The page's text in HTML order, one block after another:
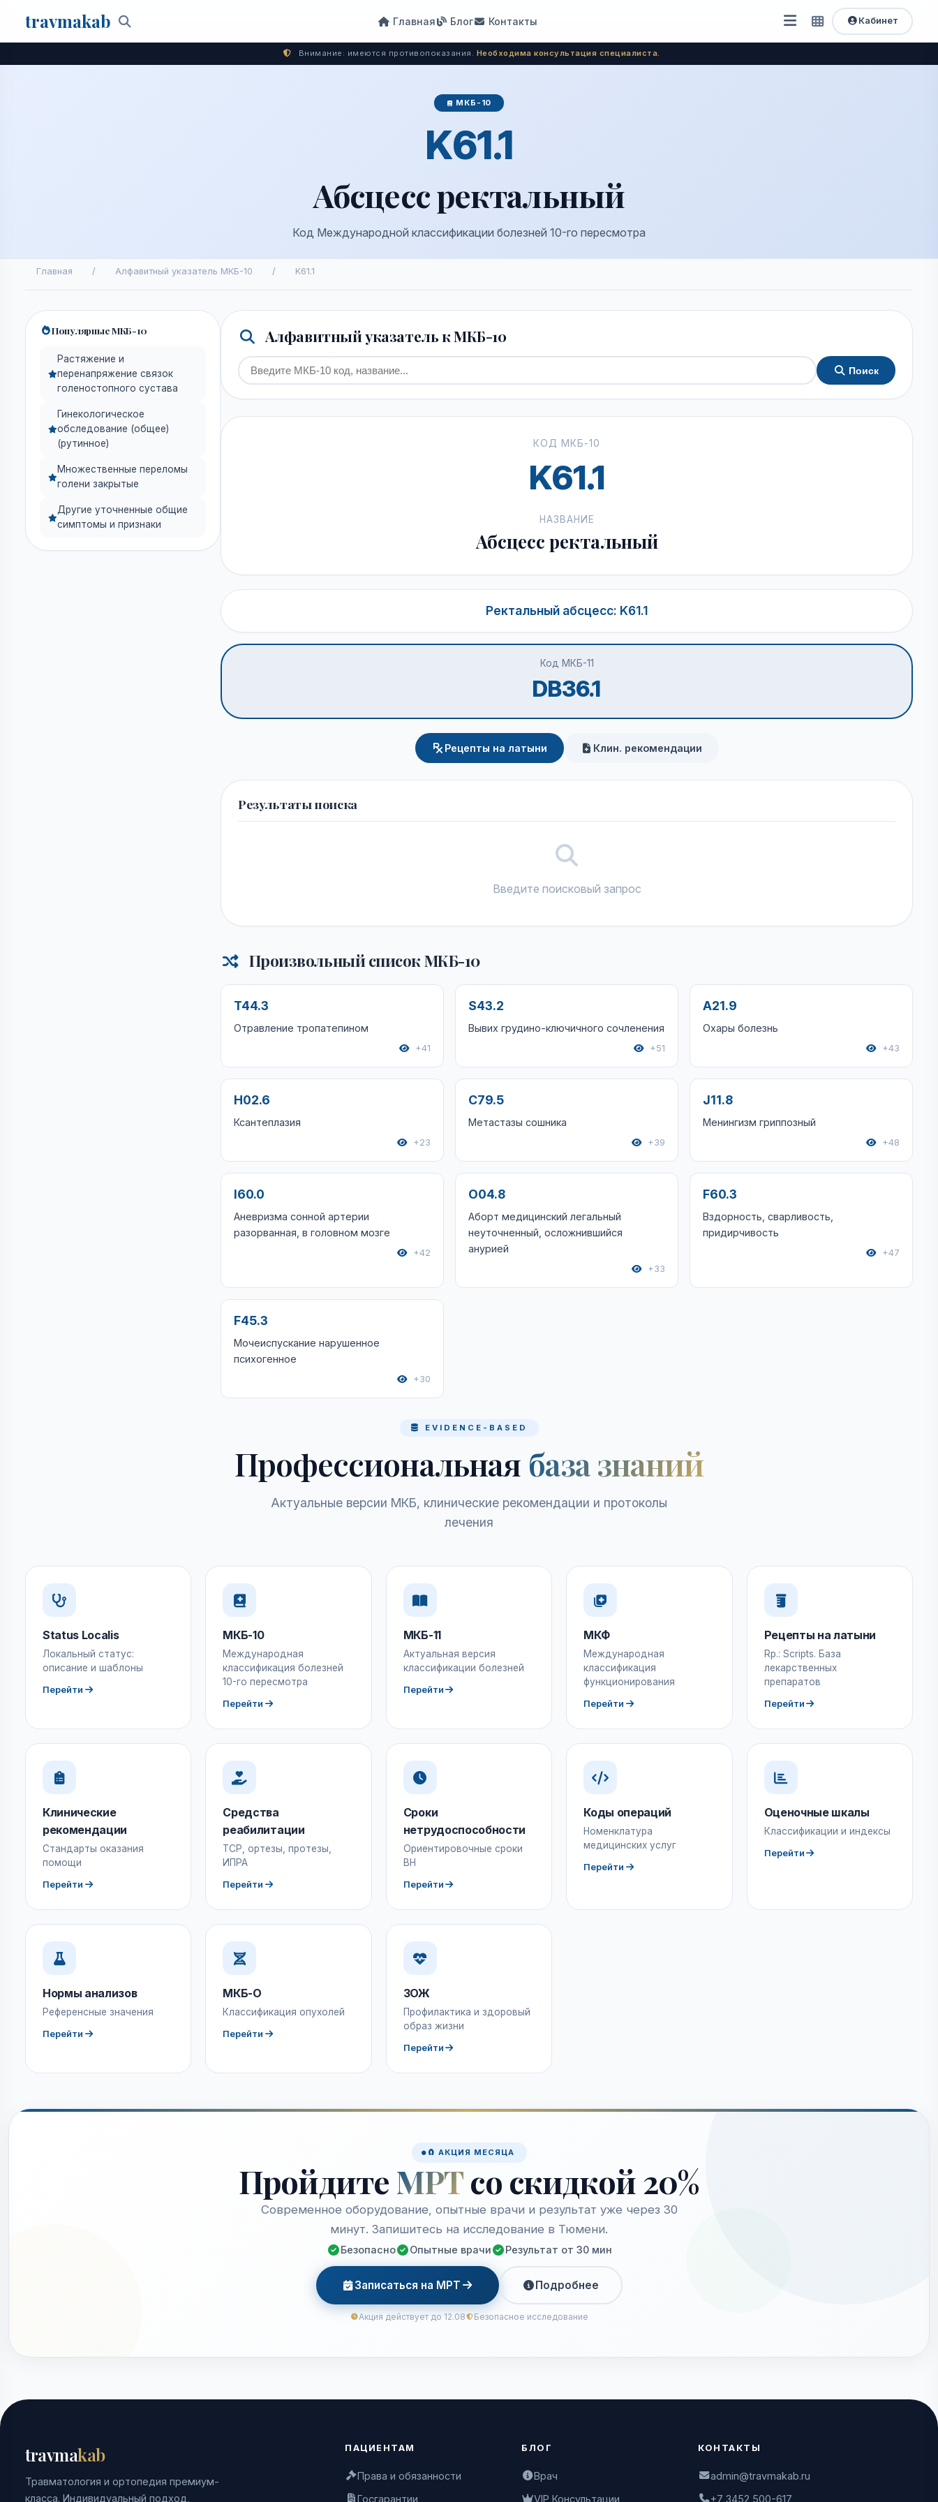
travmakab Поиск
Главная Блог Контакты
Открыть
меню
Быстрый
доступ
Кабинет
Внимание: имеются противопоказания. Необходима консультация специалиста.
МКБ-10
K61.1
Абсцесс ректальный
Код Международной классификации болезней 10-го пересмотра
Главная / Алфавитный указатель МКБ-10 / K61.1
Популярные МКБ-10
Растяжение и
перенапряжение связок
голеностопного сустава
Гинекологическое
обследование (общее)
(рутинное)
Множественные переломы
голени закрытые
Другие уточненные общие
симптомы и признаки
Алфавитный указатель к МКБ-10
Поиск
КОД МКБ-10
K61.1
НАЗВАНИЕ
Абсцесс ректальный
Ректальный абсцесс: K61.1
Код МКБ-11
DB36.1
Рецепты на латыни Клин. рекомендации
Результаты поиска
Введите поисковый запрос
Произвольный список МКБ-10
T44.3
Отравление тропатепином
+41
S43.2
Вывих грудино-ключичного сочленения
+51
A21.9
Охары болезнь
+43
H02.6
Ксантеплазия
+23
C79.5
Метастазы сошника
+39
J11.8
Менингизм гриппозный
+48
I60.0
Аневризма сонной артерии
разорванная, в головном мозге
+42
O04.8
Аборт медицинский легальный
неуточненный, осложнившийся
анурией
+33
F60.3
Вздорность, сварливость,
придирчивость
+47
F45.3
Мочеиспускание нарушенное
психогенное
+30
EVIDENCE-BASED
Профессиональная база знаний
Актуальные версии МКБ, клинические рекомендации и протоколы
лечения
Status Localis
Локальный статус:
описание и шаблоны
Перейти
МКБ-10
Международная
классификация болезней
10-го пересмотра
Перейти
МКБ-11
Актуальная версия
классификации болезней
Перейти
МКФ
Международная
классификация
функционирования
Перейти
Рецепты на латыни
Rp.: Scripts. База
лекарственных
препаратов
Перейти
Клинические
рекомендации
Стандарты оказания
помощи
Перейти
Средства
реабилитации
ТСР, ортезы, протезы,
ИПРА
Перейти
Сроки
нетрудоспособности
Ориентировочные сроки
ВН
Перейти
Коды операций
Номенклатура
медицинских услуг
Перейти
Оценочные шкалы
Классификации и индексы
Перейти
Нормы анализов
Референсные значения
Перейти
МКБ-О
Классификация опухолей
Перейти
ЗОЖ
Профилактика и здоровый
образ жизни
Перейти
🧲 АКЦИЯ МЕСЯЦА
Пройдите МРТсо скидкой 20%
Современное оборудование, опытные врачи и результат уже через 30
минут. Запишитесь на исследование в Тюмени.
Безопасно Опытные врачи Результат от 30 мин
Записаться на МРТ Подробнее
Акция действует до 12.08 Безопасное исследование
travmakab
Травматология и ортопедия премиум-
класса. Индивидуальный подход,
ПАЦИЕНТАМ
Права и обязанности
Госгарантии
БЛОГ
Врач
VIP Консультации
КОНТАКТЫ
admin@travmakab.ru
+7 3452 500-617